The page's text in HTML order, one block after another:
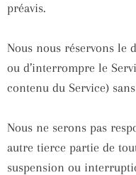
préavis.
Nous nous réservons le
ou d’interrompre le
contenu du Service)
Nous ne serons pas
autre tierce partie de
suspension ou